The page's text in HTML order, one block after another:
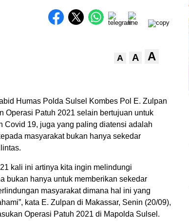
A A A
Humas Polda Sulsel Kombes Pol E. Zulpan
Operasi Patuh 2021 selain bertujuan untuk
Covid 19, juga yang paling diatensi adalah
masyarakat bukan hanya sekedar
kali ini artinya kita ingin melindungi
bukan hanya untuk memberikan sekedar
masyarakat dimana hal ini yang
kata E. Zulpan di Makassar, Senin (20/09),
Operasi Patuh 2021 di Mapolda Sulsel.